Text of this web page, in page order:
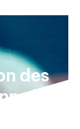
des
le